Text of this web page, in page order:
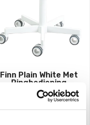
Finn Plain White Met
Ringbediening
411,40